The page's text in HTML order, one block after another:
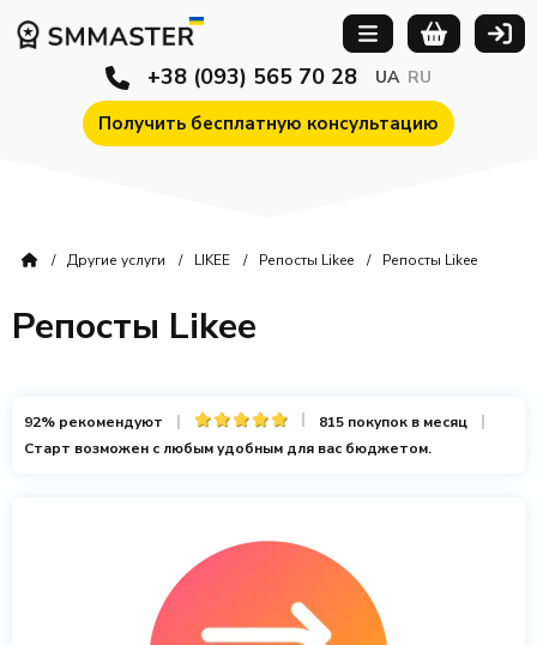
Получить бесплатную консультацию
+38 (093) 565 70 28 UA RU
Другие услуги LIKEE Репосты Likee Репосты Likee
Репосты Likee
92% рекомендуют
815 покупок в месяц
Старт возможен с любым удобным для вас бюджетом.